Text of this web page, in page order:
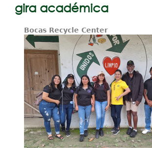
Estudiantes
Proyectos / Extensión
Servicios
Investigación
gira académica
Bocas Recycle Center